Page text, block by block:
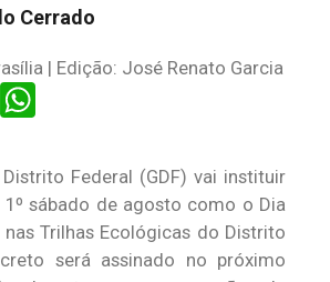
Cerrado
| Edição: José Renato Garcia
Twitter
Federal (GDF) vai instituir
sábado de agosto como o Dia
nas Trilhas Ecológicas do Distrito
será assinado no próximo